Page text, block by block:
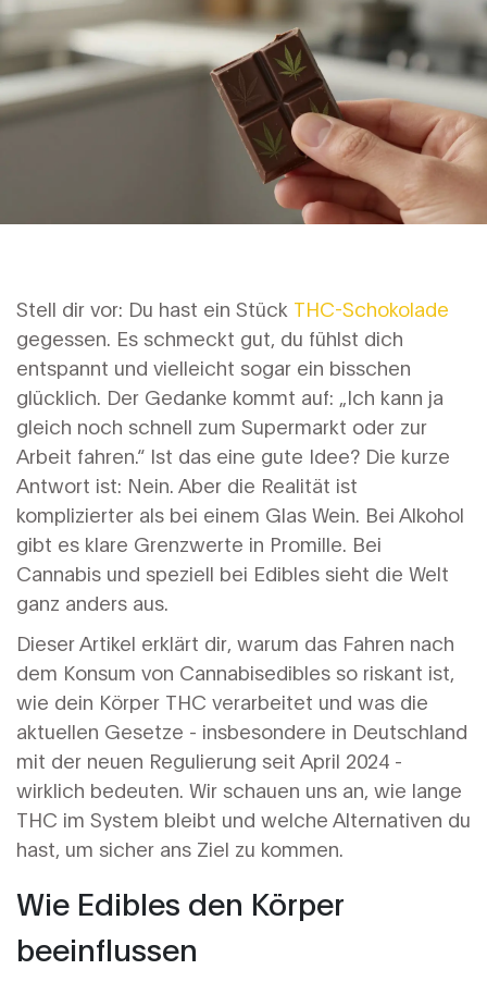
Stell dir vor: Du hast ein Stück THC-Schokolade
gegessen. Es schmeckt gut, du fühlst dich
entspannt und vielleicht sogar ein bisschen
glücklich. Der Gedanke kommt auf: „Ich kann ja
gleich noch schnell zum Supermarkt oder zur
Arbeit fahren.“ Ist das eine gute Idee? Die kurze
Antwort ist: Nein. Aber die Realität ist
komplizierter als bei einem Glas Wein. Bei Alkohol
gibt es klare Grenzwerte in Promille. Bei
Cannabis und speziell bei Edibles sieht die Welt
ganz anders aus.
Dieser Artikel erklärt dir, warum das Fahren nach
dem Konsum von Cannabisedibles so riskant ist,
wie dein Körper THC verarbeitet und was die
aktuellen Gesetze - insbesondere in Deutschland
mit der neuen Regulierung seit April 2024 -
wirklich bedeuten. Wir schauen uns an, wie lange
THC im System bleibt und welche Alternativen du
hast, um sicher ans Ziel zu kommen.
Wie Edibles den Körper
beeinflussen